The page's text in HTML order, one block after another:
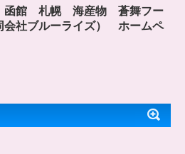
函館 札幌 海産物 蒼舞フー
会社ブルーライズ） ホームペ